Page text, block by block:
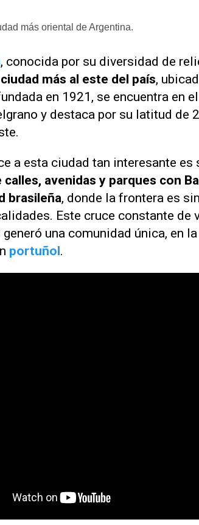
más oriental de Argentina.
, conocida por su diversidad de
ciudad más al este del país,
en 1921, se encuentra en
y destaca por su latitud de
a esta ciudad tan interesante
avenidas y parques con
brasileña, donde la frontera es
Este cruce constante de
una comunidad única, en
portuñol.